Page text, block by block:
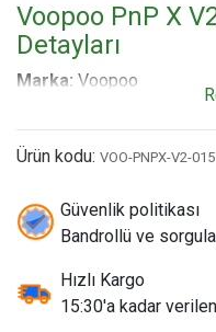
Voopoo PnP X
Detayları
Marka: Voopoo
PnP X V2 0.15
Direnç (Ohm) Değeri:
Tavsiye Edilen Watt
İçim Tarzı:DTL
içim)
PnP X V2 Coil)
Uyumlu Tank ve Pod
Ürün kodu: VOO-PNPX-V2-015
Güvenlik politikası
Bandrollü ve
Hızlı Kargo
15:30'a kadar